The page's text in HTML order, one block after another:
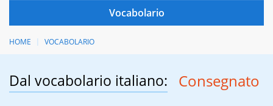
HOME VOCABOLARIO
Dal vocabolario italiano: Consegnato